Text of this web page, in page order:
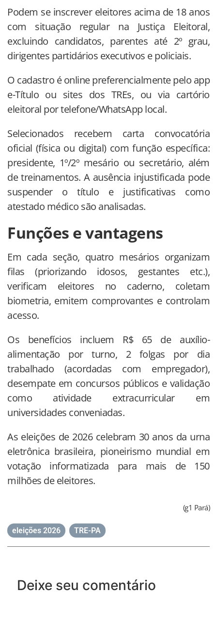
Podem se inscrever eleitores acima de 18 anos
com situação regular na Justiça Eleitoral,
excluindo candidatos, parentes até 2º grau,
dirigentes partidários executivos e policiais.
O cadastro é online preferencialmente pelo app
e-Título ou sites dos TREs, ou via cartório
eleitoral por telefone/WhatsApp local.
Selecionados recebem carta convocatória
oficial (física ou digital) com função específica:
presidente, 1º/2º mesário ou secretário, além
de treinamentos. A ausência injustificada pode
suspender o título e justificativas como
atestado médico são analisadas.
Funções e vantagens
Em cada seção, quatro mesários organizam
filas (priorizando idosos, gestantes etc.),
verificam eleitores no caderno, coletam
biometria, emitem comprovantes e controlam
acesso.
Os benefícios incluem R$ 65 de auxílio-
alimentação por turno, 2 folgas por dia
trabalhado (acordadas com empregador),
desempate em concursos públicos e validação
como atividade extracurricular em
universidades conveniadas.
As eleições de 2026 celebram 30 anos da urna
eletrônica brasileira, pioneirismo mundial em
votação informatizada para mais de 150
milhões de eleitores.
(g1 Pará)
eleições 2026 TRE-PA
Deixe seu comentário